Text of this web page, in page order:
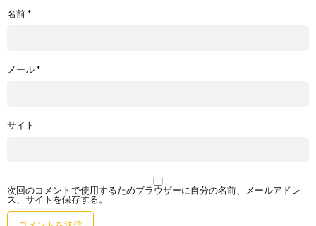
名前*
メール*
サイト
次回のコメントで使用するためブラウザーに自分の名前、メールアドレ
ス、サイトを保存する。